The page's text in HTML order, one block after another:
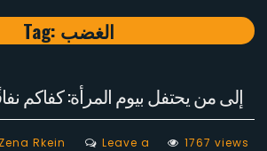
Tag: الغضب
إلى من يحتفل بيوم المرأة: كفاكم
Zena Rkein
Leave a
1767 views